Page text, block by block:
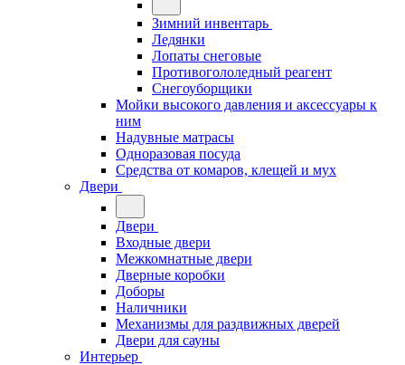
Зимний инвентарь
Ледянки
Лопаты снеговые
Противогололедный реагент
Снегоуборщики
Мойки высокого давления и аксессуары к
ним
Надувные матрасы
Одноразовая посуда
Средства от комаров, клещей и мух
Двери
Двери
Входные двери
Межкомнатные двери
Дверные коробки
Доборы
Наличники
Механизмы для раздвижных дверей
Двери для сауны
Интерьер